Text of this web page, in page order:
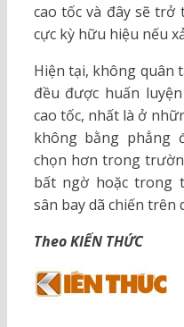
cao tốc và đây sẽ trở
cực kỳ hữu hiệu nếu
Hiện tại, không quân
đều được huấn
cao tốc, nhất là ở
không bằng phẳng
chọn hơn trong
bất ngờ hoặc trong
sân bay dã chiến trên
Theo KIẾN THỨC